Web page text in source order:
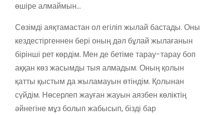
өшіре алмаймын…
Сөзімді аяқтамастан ол егіліп жылай бастады. Оны
кездестіргеннен бері оның дәл бұлай жылағанын
бірінші рет көрдім. Мен де бетіме тарау-тарау боп
аққан көз жасымды тыя алмадым. Оның қолын
қатты қыстым да жыламауын өтіндім. Қолынан
сүйдім. Нөсерлеп жауған жауын аязбен көліктің
әйнегіне мұз болып жабысып, бізді бар